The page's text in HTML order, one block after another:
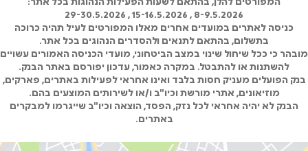
8-9.5.2026 , 15-16.5.2026 , 29-30.5.2026
כניסה לאתרים במועדים אחרים מאלו המפורטים לעיל תהיה כרוכה
בתשלום, בהתאם לתנאים ולהסדרים הנהוגים בכל אתר.
מובהר כי ככל שיחול שינוי במצב הביטחוני, מועדי הכניסה האמורים עשויים
להשתנות או להתבטל. במקרה כאמור, עדכון יפורסם באתר הבנק.
בנק הפועלים מעניק חסות בלבד ואינו אחראי לפעילות באתרים, פארקים,
מוזיאונים, אתרי מורשת וכיו"ב ו/או לשירותים המוצעים בהם.
הבנק לא יהיה אחראי לכל נזק, הפסד, הוצאה וכיו"ב שייגרמו למבקרים
באתרים.